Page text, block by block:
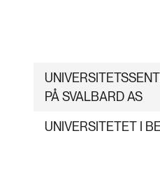
PÅ SVALBARD AS
UNIVERSITETET I